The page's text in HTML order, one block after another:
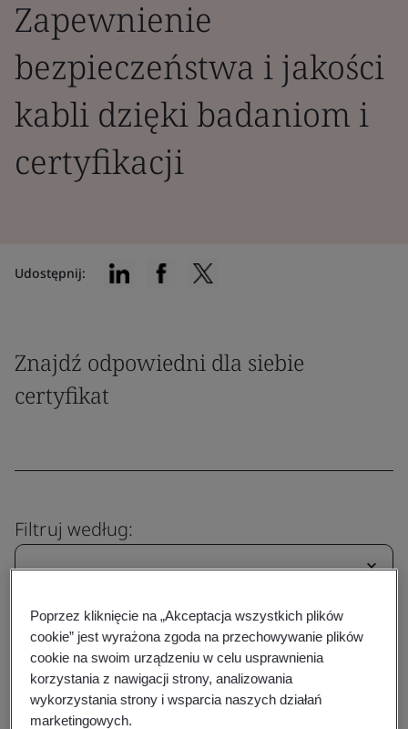
Zapewnienie
bezpieczeństwa i jakości
kabli dzięki badaniom i
certyfikacji
Udostępnij:
Znajdź odpowiedni dla siebie
certyfikat
Filtruj według:
Resetuj Prześlij
Poprzez kliknięcie na „Akceptacja wszystkich plików
cookie” jest wyrażona zgoda na przechowywanie plików
cookie na swoim urządzeniu w celu usprawnienia
korzystania z nawigacji strony, analizowania
wykorzystania strony i wsparcia naszych działań
marketingowych.